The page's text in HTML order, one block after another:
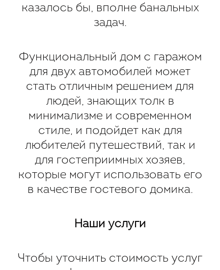
казалось бы, вполне банальных
задач.
Функциональный дом с гаражом
для двух автомобилей может
стать отличным решением для
людей, знающих толк в
минимализме и современном
стиле, и подойдет как для
любителей путешествий, так и
для гостеприимных хозяев,
которые могут использовать его
в качестве гостевого домика.
Наши услуги
Чтобы уточнить стоимость услуг